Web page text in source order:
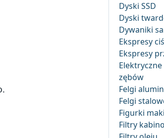
Dyski SSD
Dyski
Dywaniki
Ekspresy
Ekspresy
zębów
Felgi
Felgi
Figurki
Filtry